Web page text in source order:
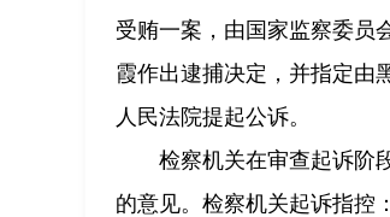
受贿一案，由国家监察委员
霞作出逮捕决定，并指定由
人民法院提起公诉。
检察机关在审查起诉阶
的意见。检察机关起诉指控